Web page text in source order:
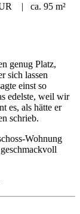
| ca. 95 m²
genug Platz,
sich lassen
einst so
edelste, weil wir
es, als hätte er
schrieb.
Wohnung